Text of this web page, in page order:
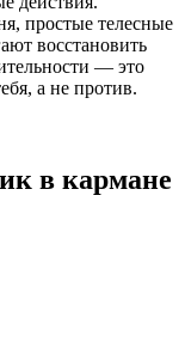
простые телесные
восстановить
— это
а не против.
в кармане